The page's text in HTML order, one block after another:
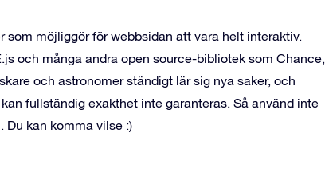
möjliggör för webbsidan att vara helt interaktiv.
och många andra open source-bibliotek som Chance,
och astronomer ständigt lär sig nya saker, och
fullständig exakthet inte garanteras. Så använd inte
Du kan komma vilse :)